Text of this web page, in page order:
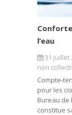
l’eau
31 juillet
non
Compte-
pour les
Bureau de
constitue